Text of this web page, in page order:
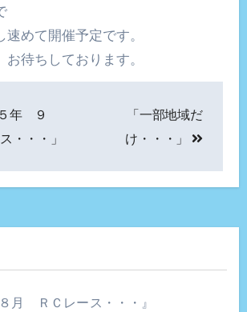
めて開催予定です。
待ちしております。
年 ９
・・・」
「一部地域だ
け・・・」
月 ＲＣレース・・・』